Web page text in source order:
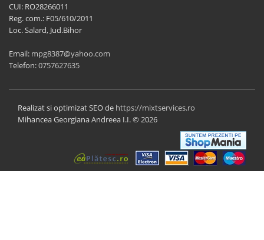
CUI: RO28266011
Reg. com.: F05/610/2011
Loc. Salard, Jud.Bihor
Email: mpg8387@yahoo.com
Telefon:0757627635
Realizat si optimizat SEO de https://mixtservices.ro
Mihancea Georgiana Andreea I.I. © 2026